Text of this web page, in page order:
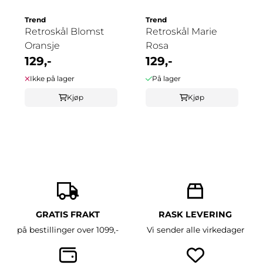
Trend
Retroskål Blomst
Oransje
129,-
Ikke på lager
Kjøp
Trend
Retroskål Marie
Rosa
129,-
På lager
Kjøp
GRATIS FRAKT
på bestillinger over 1099,-
RASK LEVERING
Vi sender alle virkedager